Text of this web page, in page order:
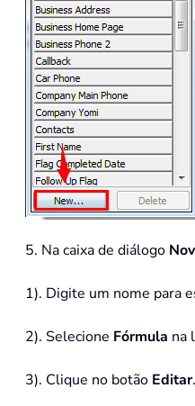
5. Na caixa de diálogo
1). Digite um nome para
2). Selecione Fórmula na
3). Clique no botão Editar.